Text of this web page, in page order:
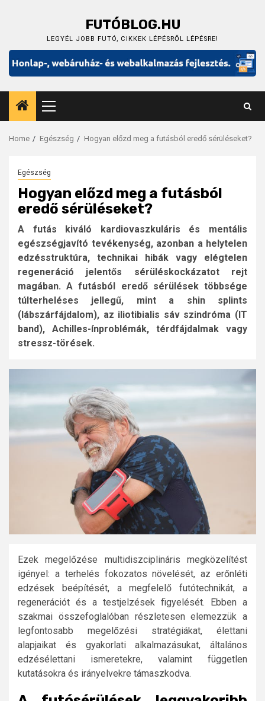
FUTÓBLOG.HU
LEGYÉL JOBB FUTÓ, CIKKEK LÉPÉSRŐL LÉPÉSRE!
Primary
Menu
Home Egészség Hogyan előzd meg a futásból eredő sérüléseket?
Egészség
Hogyan előzd meg a futásból
eredő sérüléseket?
A futás kiváló kardiovaszkuláris és mentális
egészségjavító tevékenység, azonban a helytelen
edzésstruktúra, technikai hibák vagy elégtelen
regeneráció jelentős sérüléskockázatot rejt
magában. A futásból eredő sérülések többsége
túlterheléses jellegű, mint a shin splints
(lábszárfájdalom), az iliotibialis sáv szindróma (IT
band), Achilles-ínproblémák, térdfájdalmak vagy
stressz-törések.
Ezek megelőzése multidiszciplináris megközelítést
igényel: a terhelés fokozatos növelését, az erőnléti
edzések beépítését, a megfelelő futótechnikát, a
regenerációt és a testjelzések figyelését. Ebben a
szakmai összefoglalóban részletesen elemezzük a
legfontosabb megelőzési stratégiákat, élettani
alapjaikat és gyakorlati alkalmazásukat, általános
edzésélettani ismeretekre, valamint független
kutatásokra és irányelvekre támaszkodva.